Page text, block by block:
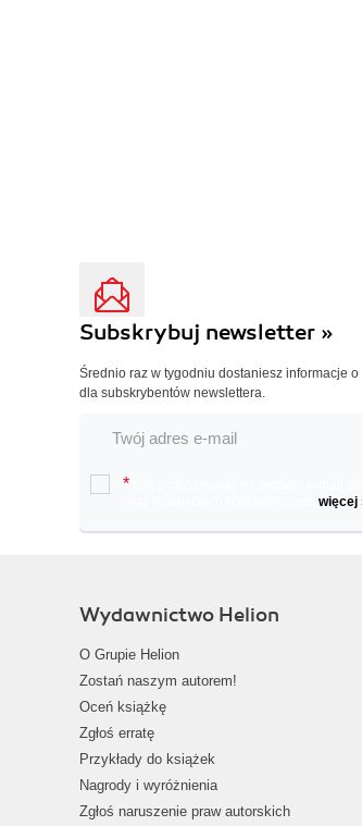
Subskrybuj newsletter »
Średnio raz w tygodniu dostaniesz informacje
dla subskrybentów newslettera.
*
więcej
Wydawnictwo Helion
O Grupie Helion
Zostań naszym autorem!
Oceń książkę
Zgłoś erratę
Przykłady do książek
Nagrody i wyróżnienia
Zgłoś naruszenie praw autorskich